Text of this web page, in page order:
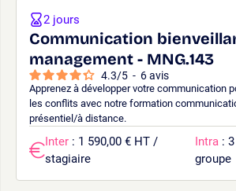
Communication
management - MNG.143
4.3/5 - 6avis
Apprenez à développer votre communication
les conflits avec notre formation
présentiel/à distance.
2 jours
Inter : 1 590,00 € HT /
stagiaire
Intra :
groupe